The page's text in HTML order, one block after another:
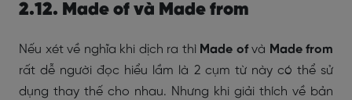
2.12. Made of và Made from
Nếu xét về nghĩa khi dịch ra thì Made ofvà Made from
rất dễ người đọc hiểu lầm là 2 cụm từ này có thể sử
dụng thay thế cho nhau. Nhưng khi giải thích về bản